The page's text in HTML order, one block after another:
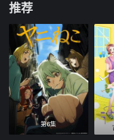
推荐
第6集